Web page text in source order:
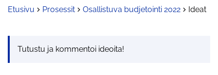
Etusivu Prosessit Osallistuva budjetointi 2022 Ideat
Tutustu ja kommentoi ideoita!